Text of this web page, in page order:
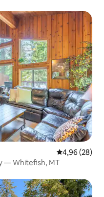
4,96 de uma
4,96 (28)
— Whitefish, MT